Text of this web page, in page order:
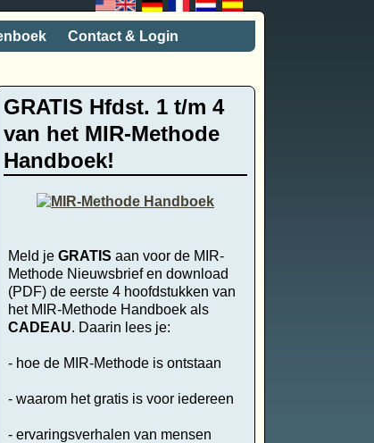
Contact & Login
GRATIS Hfdst. 1 t/m 4
van het MIR-Methode
Handboek!
Meld je GRATIS aan voor de MIR-
Methode Nieuwsbrief en download
(PDF) de eerste 4 hoofdstukken van
het MIR-Methode Handboek als
CADEAU. Daarin lees je:
- hoe de MIR-Methode is ontstaan
- waarom het gratis is voor iedereen
- ervaringsverhalen van mensen